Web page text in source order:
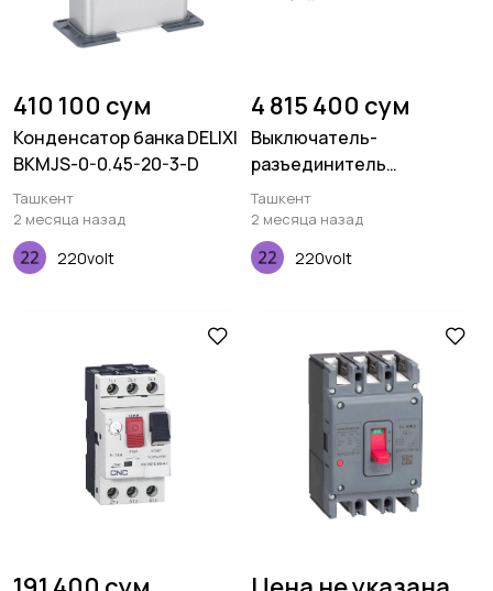
410 100 сум
Конденсатор банка DELIXI
BKMJS-0-0.45-20-3-D
Ташкент
2 месяца назад
220volt
4 815 400 сум
Выключатель-
разъединитель
реверсивный ABB
OT125F4C 4Р 125А без
ручки управления
Ташкент
2 месяца назад
220volt